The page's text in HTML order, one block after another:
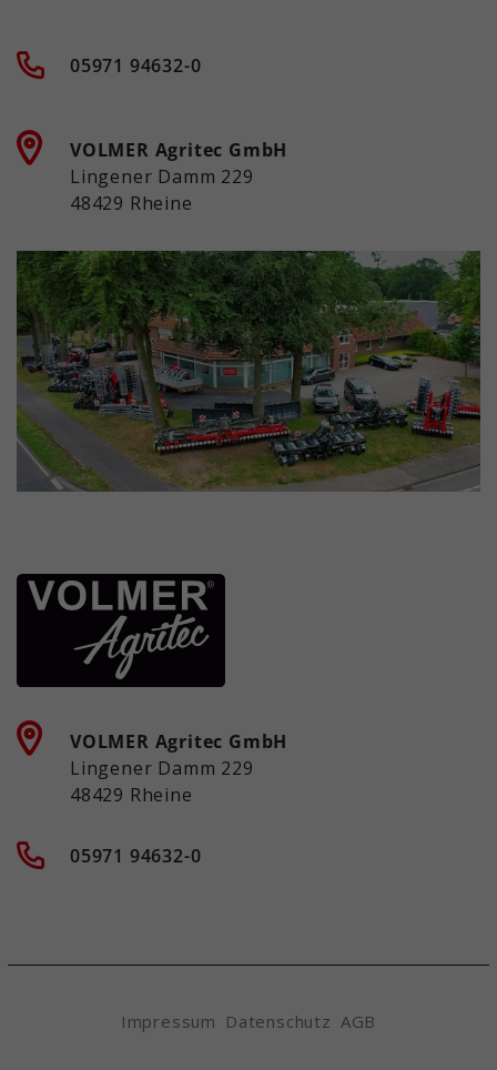
05971 94632-0
VOLMER Agritec GmbH
Lingener Damm 229
48429 Rheine
VOLMER Agritec GmbH
Lingener Damm 229
48429 Rheine
05971 94632-0
Impressum Datenschutz AGB